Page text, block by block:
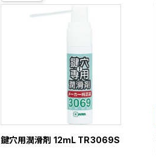
鍵穴用潤滑剤 12mL TR3069S